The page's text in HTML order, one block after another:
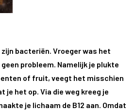
zijn bacteriën. Vroeger was het
probleem. Namelijk je plukte
of fruit, veegt het misschien
je het op. Via die weg kreeg je
je lichaam de B12 aan. Omdat